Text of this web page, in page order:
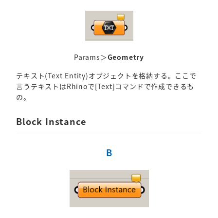
Params＞Geometry
テキスト(Text Entity)オブジェクトを格納する。ここで
言うテキストはRhinoで[Text]コマンドで作成できるも
の。
Block Instance
B